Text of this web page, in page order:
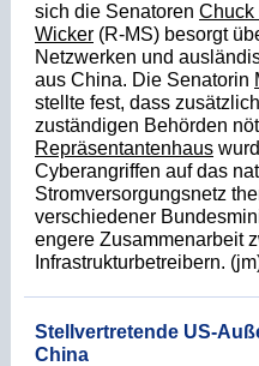
sich die Senatoren Chuck
Wicker (R-MS) besorgt
Netzwerken und
aus China. Die Senatorin
stellte fest, dass
zuständigen Behörden
Repräsentantenhaus
Cyberangriffen auf das
Stromversorgungsnetz
verschiedener
engere Zusammenarbeit
Infrastrukturbetreibern.
Stellvertretende US-
China